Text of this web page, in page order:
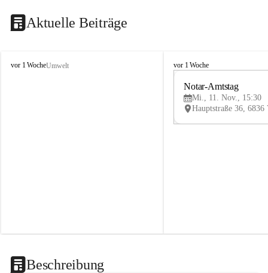
Aktuelle Beiträge
V
vor 1 WocheUmwelt
V
vor 1 Woche
Notar-Amtstag
Mi., 11. Nov., 15:30
Beschreibung